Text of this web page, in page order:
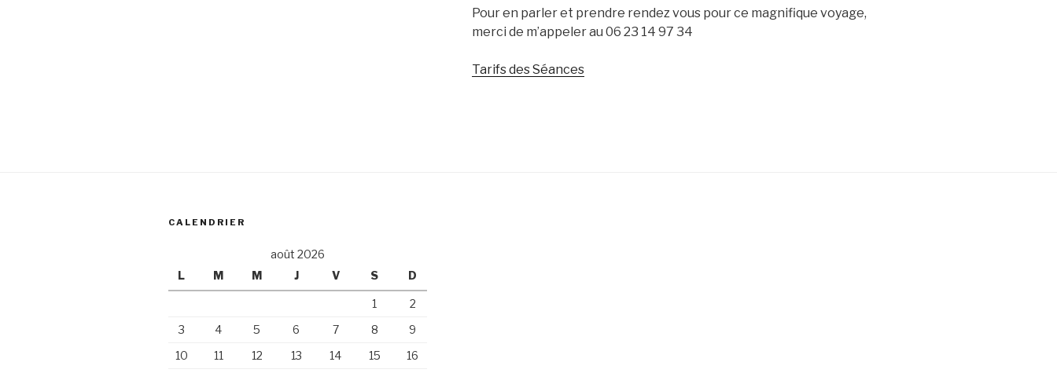
Pour en parler et prendre rendez vous pour ce magnifique voyage,
merci de m’appeler au 06 23 14 97 34
Tarifs des Séances
CALENDRIER
août 2026
L
M M J V S D
1
2
3
4 5 6 7 8
9
10
11 12 13 14 15 16